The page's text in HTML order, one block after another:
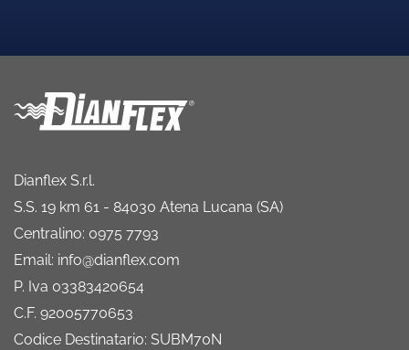
Dianflex S.r.l.
S.S. 19 km 61 - 84030 Atena Lucana (SA)
Centralino: 0975 7793
Email: info@dianflex.com
P. Iva 03383420654
C.F. 92005770653
Codice Destinatario: SUBM70N